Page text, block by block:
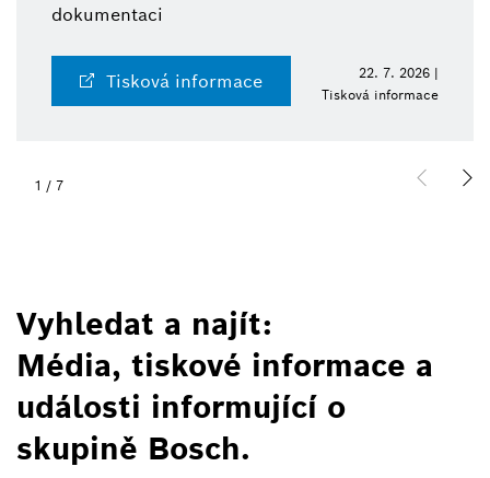
dokumentaci
Tisková informace
22. 7. 2026 |
Tisková informace
1 / 7
Vyhledat a najít:
Média, tiskové informace a
události informující o
skupině Bosch.